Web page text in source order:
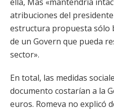
atribuciones del
estructura propuesta sólo
de un Govern que pueda
sector».
En total, las medidas
documento costarían a la
euros. Romeva no explicó